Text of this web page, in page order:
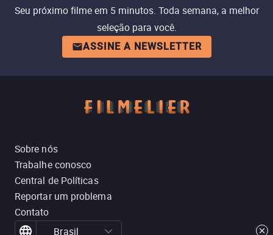
Seu próximo filme em 5 minutos. Toda semana, a melhor
seleção para você.
ASSINE A NEWSLETTER
Sobre nós
Trabalhe conosco
Central de Políticas
Reportar um problema
Contato
Brasil